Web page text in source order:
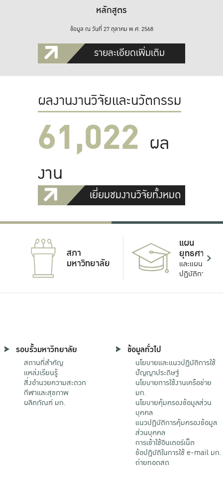
หลักสูตร
ข้อมูล ณ วันที่ 27 ตุลาคม พ.ศ. 2568
รายละเอียดเพิ่มเติม
ผลงานงานวิจัยและนวัตกรรม
61,022 ผล
งาน
เยี่ยมชมงานวิจัยทั้งหมด
สภา
มหาวิทยาลัย
แผน
ยุทธศาสตร์
และแผน
ปฏิบัติการ
รอบรั้วมหาวิทยาลัย
สถานที่สำคัญ
แหล่งเรียนรู้
สิ่งอำนวยความสะดวก
กีฬาและสุขภาพ
ผลิตภัณฑ์ มก.
ข้อมูลทั่วไป
นโยบายและแนวปฏิบัติการใช้
ปัญญาประดิษฐ์
นโยบายการใช้งานเครือข่าย
มก.
นโยบายคุ้มครองข้อมูลส่วน
บุคคล
แนวปฏิบัติการคุ้มครองข้อมูล
ส่วนบุคคล
การเข้าใช้อินเตอร์เน็ต
ข้อปฏิบัติในการใช้ e-mail มก.
ถ่ายทอดสด